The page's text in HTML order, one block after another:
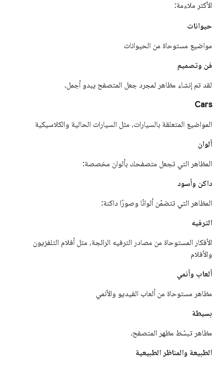
الأكثر ملاءمة:
حيوانات
مواضيع مستوحاة من الحيوانات
فن وتصميم
لقد تم إنشاء مظاهر لمجرد جعل المتصفح يبدو أجمل.
Cars
المواضيع المتعلقة بالسيارات، مثل السيارات الحالية والكلاسيكية
ألوان
المظاهر التي تجعل متصفحك بألوان مخصصة:
داكن وأسود
المظاهر التي تتضمّن ألوانًا وصورًا داكنة:
الترفيه
الأفكار المستوحاة من مصادر الترفيه الرائجة، مثل أفلام التلفزيون
والأفلام
ألعاب وأنمي
مظاهر مستوحاة من ألعاب الفيديو والأنمي
بسيطة
مظاهر تبسّط مظهر المتصفح.
الطبيعة والمناظر الطبيعية